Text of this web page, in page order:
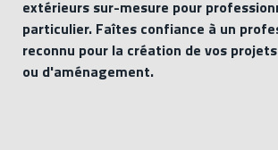
extérieurs sur-mesure pour
particulier. Faîtes confiance à un
reconnu pour la création de vos
ou d'aménagement.